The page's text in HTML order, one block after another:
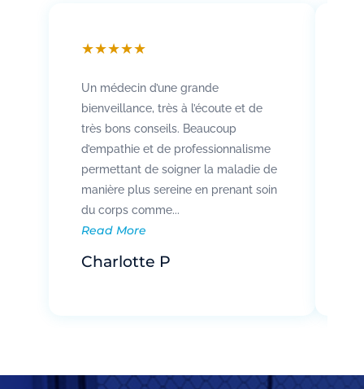
★★★★★
Un médecin d’une grande
bienveillance, très à l’écoute et de
très bons conseils. Beaucoup
d’empathie et de professionnalisme
permettant de soigner la maladie de
manière plus sereine en prenant soin
du corps comme...
Read More
Charlotte P